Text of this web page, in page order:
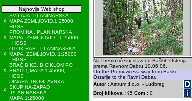
Najnovije Web shop
SVILAJA, PLANINARSKA
MAPA ZEMLJOVID,1:25000,
HGSS
PROMINA , PLANINARSKA
MAPA, ZEMLJOVID , 1:25000
, HGSS
OTOK RAB , PLANINARSKA
MAPA, ZEMLJOVID, 1:25000
, HGSS
BRAČ BIKE, BICIKLOM PO
BRAČU, MAPA 1:45000,
HGSS
DINARA-TROGLAVSKA
SKUPINA-ZAPAD
,PLANINARSKA
MAPA,1:25000
Na Premužićevoj stazi od Baških Ošterija
prema Ravnom Dabru 10.06.06.
On the Premuziceva way from Baske
Ostarije to the Ravni Dabar.
Autor :Astrum d.o.o. - Ludbreg
Broj klikova : 95 Com : 0